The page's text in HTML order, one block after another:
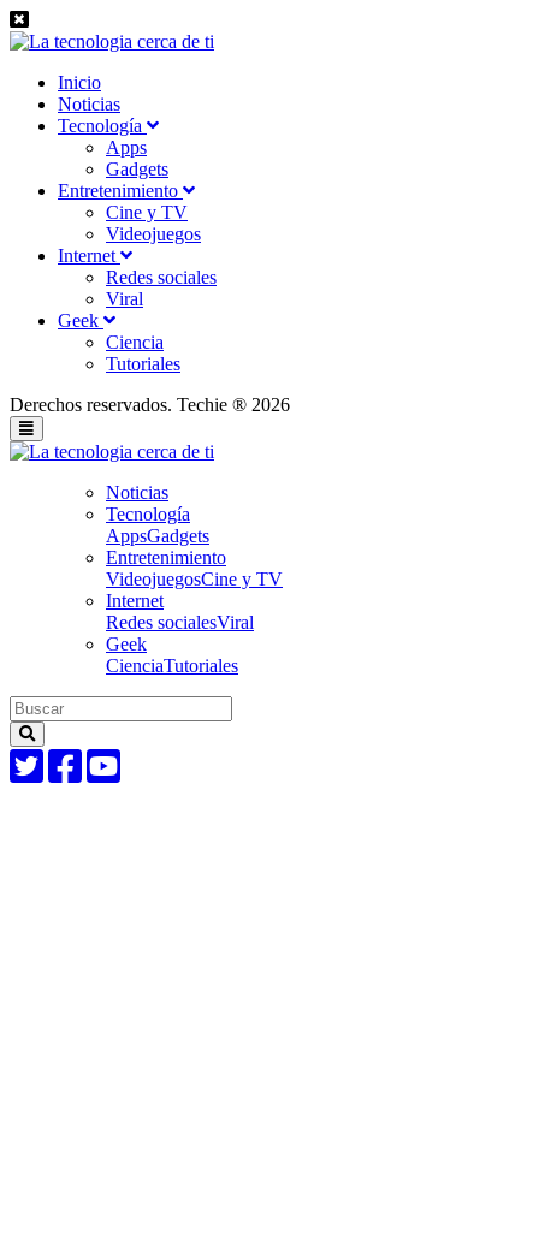
Inicio
Noticias
Tecnología
Apps
Gadgets
Entretenimiento
Cine y TV
Videojuegos
Internet
Redes sociales
Viral
Geek
Ciencia
Tutoriales
Derechos reservados. Techie ® 2026
Noticias
Tecnología
AppsGadgets
Entretenimiento
VideojuegosCine y TV
Internet
Redes socialesViral
Geek
CienciaTutoriales